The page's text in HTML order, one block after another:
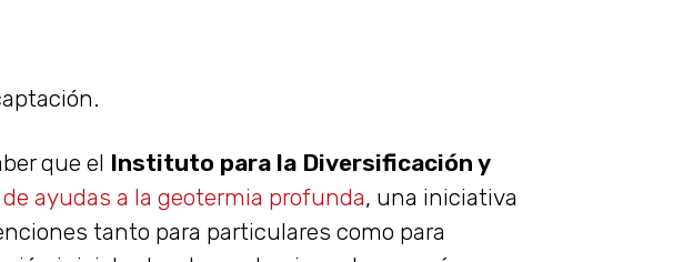
que el Instituto para la Diversificación y
ayudas a la geotermia profunda, una iniciativa
tanto para particulares como para